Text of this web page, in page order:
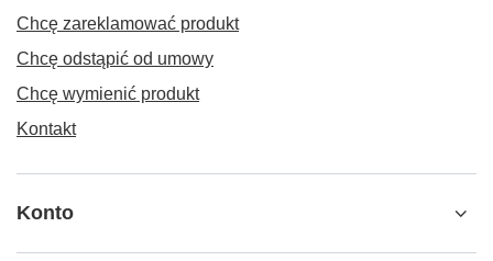
Chcę zareklamować produkt
Chcę odstąpić od umowy
Chcę wymienić produkt
Kontakt
Konto